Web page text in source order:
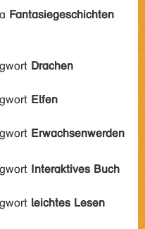
Fantasiegeschichten
Drachen
Elfen
Erwachsenwerden
Interaktives Buch
leichtes Lesen